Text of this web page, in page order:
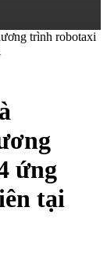
ứng
tại